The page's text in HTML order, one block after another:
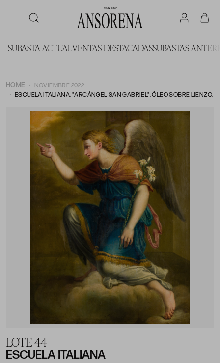
SUBASTA ACTUALVENTAS DESTACADASSUBASTAS
HOME
NOVIEMBRE 2022
ESCUELA ITALIANA, "ARCÁNGEL SAN GABRIEL", ÓLEO SOBRE LIENZO.
LOTE 44
ESCUELA ITALIANA